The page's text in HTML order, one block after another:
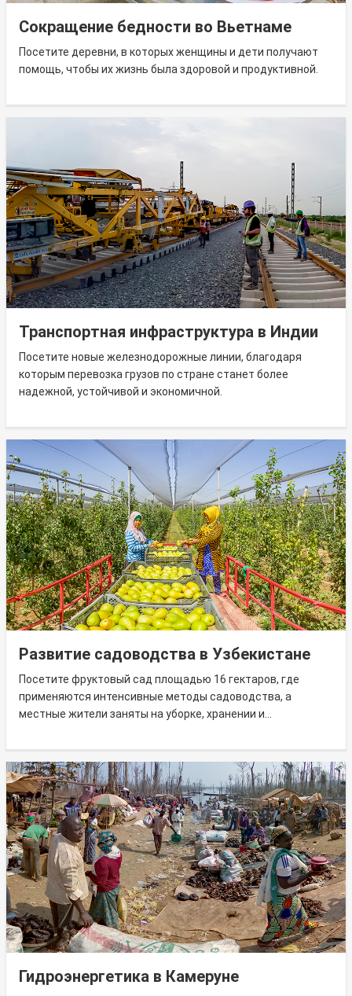
Сокращение бедности во Вьетнаме
Посетите деревни, в которых женщины и дети получают
помощь, чтобы их жизнь была здоровой и продуктивной.
Транспортная инфраструктура в Индии
Посетите новые железнодорожные линии, благодаря
которым перевозка грузов по стране станет более
надежной, устойчивой и экономичной.
Развитие садоводства в Узбекистане
Посетите фруктовый сад площадью 16 гектаров, где
применяются интенсивные методы садоводства, а
местные жители заняты на уборке, хранении и...
Гидроэнергетика в Камеруне